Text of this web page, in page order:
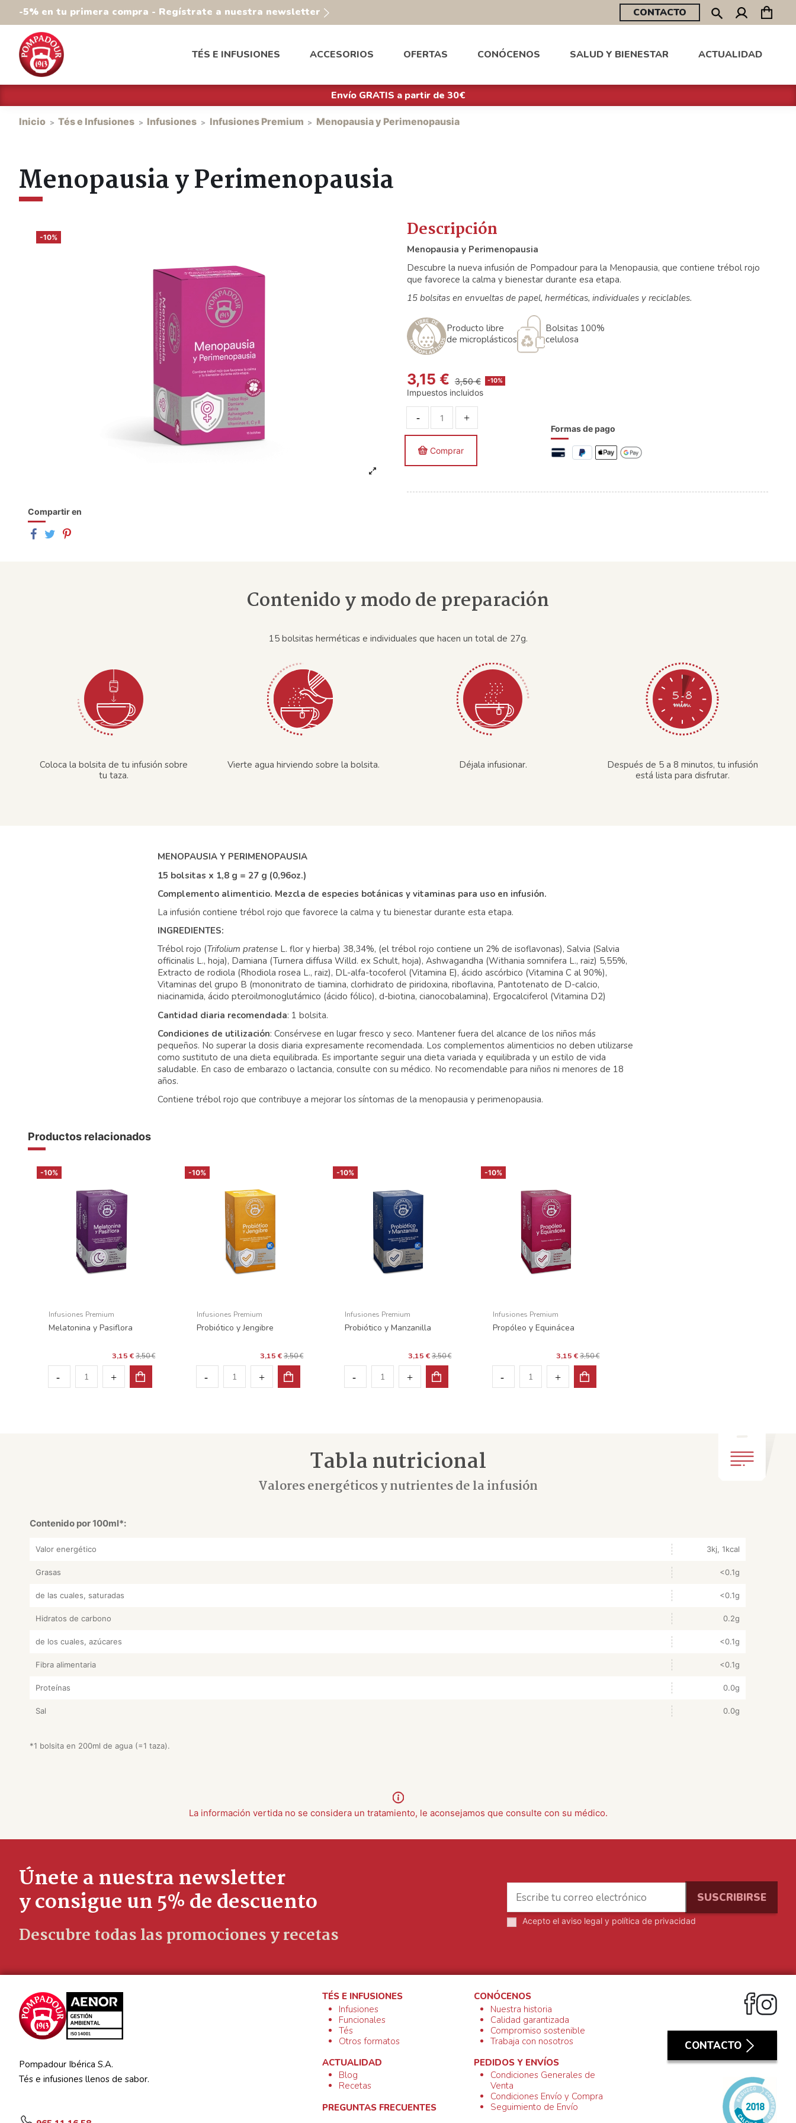
-5% en tu primera compra - Regístrate a nuestra newsletter CONTACTO
TÉS E INFUSIONES ACCESORIOS OFERTAS CONÓCENOS SALUD Y BIENESTAR ACTUALIDAD
Envío GRATIS a partir de 30€
Inicio Tés e Infusiones Infusiones Infusiones Premium Menopausia y Perimenopausia
Menopausia y Perimenopausia
-10%
Compartir en
Descripción
Menopausia y Perimenopausia
Descubre la nueva infusión de Pompadour para la Menopausia, que contiene trébol rojo
que favorece la calma y bienestar durante esa etapa.
15 bolsitas en envueltas de papel, herméticas, individuales y reciclables.
Producto libre
de microplásticos
Bolsitas 100%
celulosa
3,15 € 3,50 € -10%
Impuestos incluidos
Comprar
Formas de pago
Contenido y modo de preparación
15 bolsitas herméticas e individuales que hacen un total de 27g.
Coloca la bolsita de tu infusión sobre
tu taza.
Vierte agua hirviendo sobre la bolsita. Déjala infusionar.
Después de 5 a 8 minutos, tu infusión
está lista para disfrutar.
MENOPAUSIA Y PERIMENOPAUSIA
15 bolsitas x 1,8 g = 27 g (0,96oz.)
Complemento alimenticio. Mezcla de especies botánicas y vitaminas para uso en infusión.
La infusión contiene trébol rojo que favorece la calma y tu bienestar durante esta etapa.
INGREDIENTES:
Trébol rojo (Trifolium pratenseL. flor y hierba) 38,34%, (el trébol rojo contiene un 2% de isoflavonas), Salvia (Salvia
officinalis L., hoja), Damiana (Turnera diffusa Willd. ex Schult, hoja), Ashwagandha (Withania somnifera L., raiz) 5,55%,
Extracto de rodiola (Rhodiola rosea L., raiz), DL-alfa-tocoferol (Vitamina E), ácido ascórbico (Vitamina C al 90%),
Vitaminas del grupo B (mononitrato de tiamina, clorhidrato de piridoxina, riboflavina, Pantotenato de D-calcio,
niacinamida, ácido pteroilmonoglutámico (ácido fólico), d-biotina, cianocobalamina), Ergocalciferol (Vitamina D2)
Cantidad diaria recomendada: 1 bolsita.
Condiciones de utilización: Consérvese en lugar fresco y seco. Mantener fuera del alcance de los niños más
pequeños. No superar la dosis diaria expresamente recomendada. Los complementos alimenticios no deben utilizarse
como sustituto de una dieta equilibrada. Es importante seguir una dieta variada y equilibrada y un estilo de vida
saludable. En caso de embarazo o lactancia, consulte con su médico. No recomendable para niños ni menores de 18
años.
Contiene trébol rojo que contribuye a mejorar los síntomas de la menopausia y perimenopausia.
Productos relacionados
-10%
Infusiones Premium
Melatonina y Pasiflora
3,15 € 3,50 €
-10%
Infusiones Premium
Probiótico y Jengibre
3,15 € 3,50 €
-10%
Infusiones Premium
Probiótico y Manzanilla
3,15 € 3,50 €
-10%
Infusiones Premium
Propóleo y Equinácea
3,15 € 3,50 €
Tabla nutricional
Valores energéticos y nutrientes de la infusión
Contenido por 100ml*:
Valor energético 3kj, 1kcal
Grasas <0.1g
de las cuales, saturadas <0.1g
Hidratos de carbono 0.2g
de los cuales, azúcares <0.1g
Fibra alimentaria <0.1g
Proteínas 0.0g
Sal 0.0g
*1 bolsita en 200ml de agua (=1 taza).
La información vertida no se considera un tratamiento, le aconsejamos que consulte con su médico.
Únete a nuestra newsletter
y consigue un 5% de descuento
Descubre todas las promociones y recetas
Acepto elaviso legal y política de privacidad
Pompadour Ibérica S.A.
Tés e infusiones llenos de sabor.
TÉS E INFUSIONES
Infusiones
Funcionales
Tés
Otros formatos
ACTUALIDAD
Blog
Recetas
PREGUNTAS FRECUENTES
CONÓCENOS
Nuestra historia
Calidad garantizada
Compromiso sostenible
Trabaja con nosotros
PEDIDOS Y ENVÍOS
Condiciones Generales de
Venta
Condiciones Envío y Compra
Seguimiento de Envío
CONTACTO